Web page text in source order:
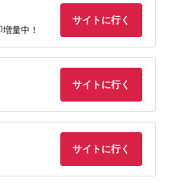
量中！
サイトに行く
サイトに行く
サイトに行く